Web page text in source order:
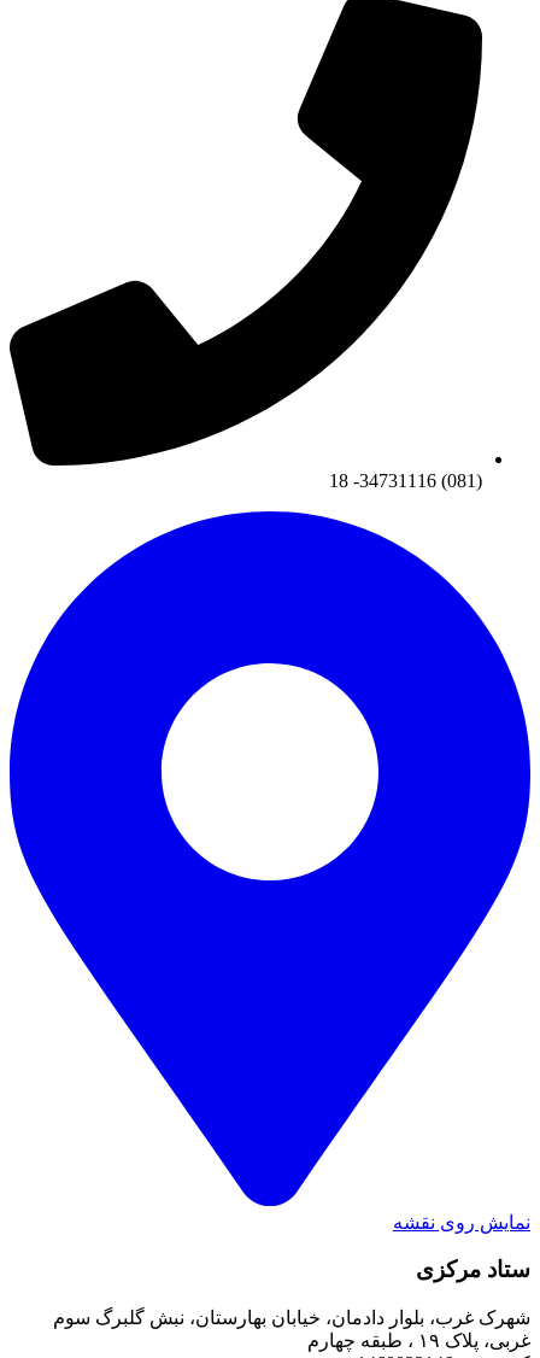
(081) 34731116- 18
نمایش روی نقشه
ستاد مرکزی
شهرک غرب، بلوار دادمان، خیابان بهارستان، نبش گلبرگ سوم
غربی، پلاک ۱۹ ، طبقه چهارم